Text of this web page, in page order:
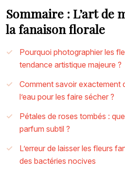
Sommaire : L’art de
la fanaison florale
Pourquoi photographier les
tendance artistique majeure ?
Comment savoir exactement
l’eau pour les faire sécher ?
Pétales de roses tombés :
parfum subtil ?
L’erreur de laisser les fleurs
des bactéries nocives